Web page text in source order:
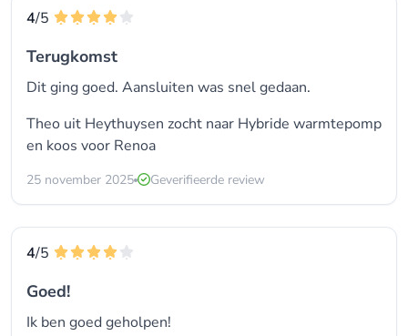
4/5
Terugkomst
Dit ging goed. Aansluiten was snel gedaan.
Theo uit Heythuysen zocht naar Hybride warmtepomp
en koos voor Renoa
25 november 2025 Geverifieerde review
4/5
Goed!
Ik ben goed geholpen!